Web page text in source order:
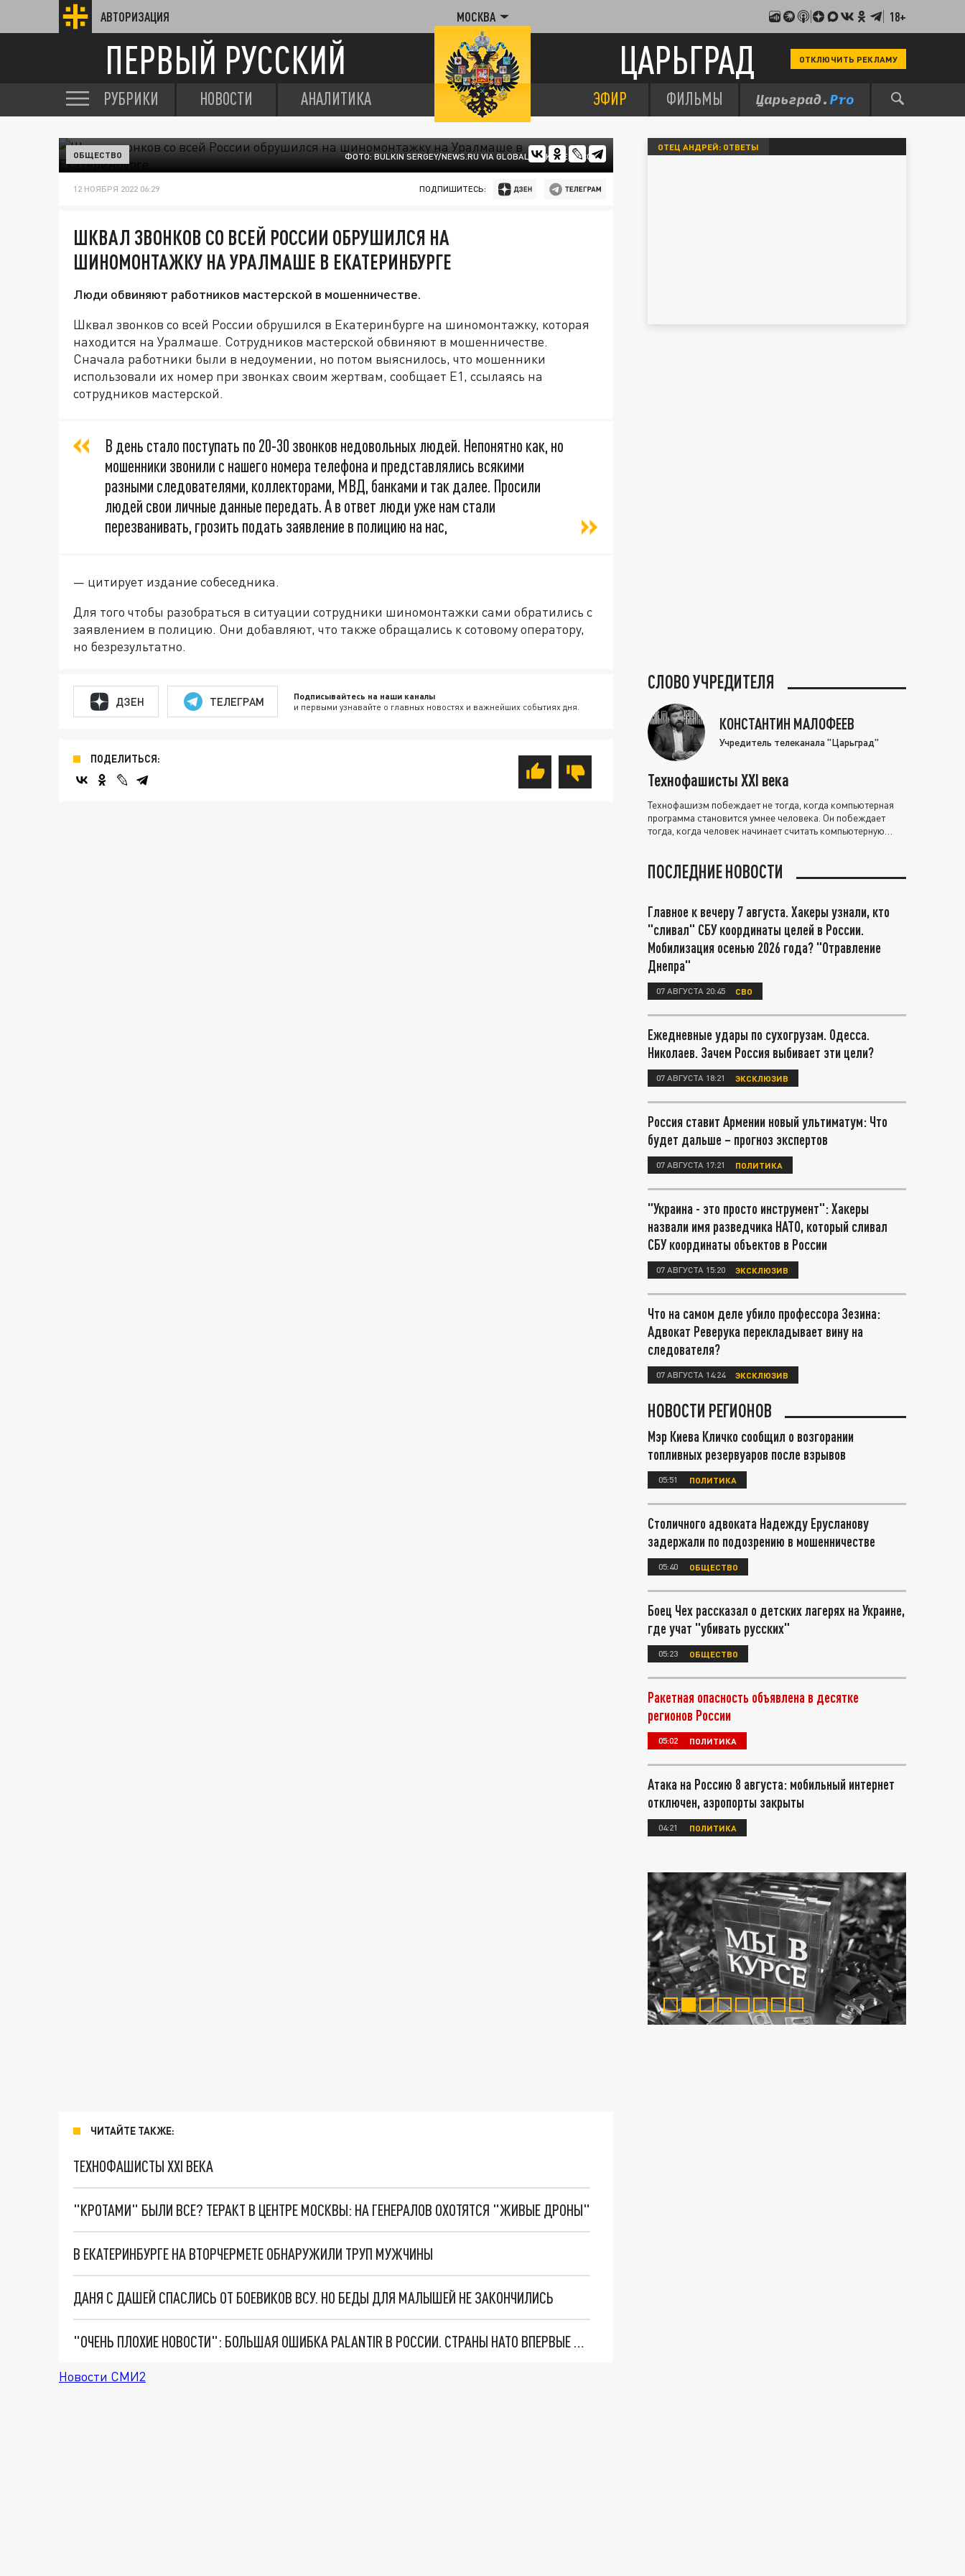
АВТОРИЗАЦИЯ МОСКВА 18+
ПЕРВЫЙ РУССКИЙ ЦАРЬГРАД ОТКЛЮЧИТЬ РЕКЛАМУ
РУБРИКИ НОВОСТИ АНАЛИТИКА ЭФИР ФИЛЬМЫ
ФОТО: BULKIN SERGEY/NEWS.RU VIA GLOBALLOOKPRESS.COM
ОБЩЕСТВО
12 НОЯБРЯ 2022 06:29 ПОДПИШИТЕСЬ:
ШКВАЛ ЗВОНКОВ СО ВСЕЙ РОССИИ ОБРУШИЛСЯ НА
ШИНОМОНТАЖКУ НА УРАЛМАШЕ В ЕКАТЕРИНБУРГЕ
Люди обвиняют работников мастерской в мошенничестве.
Шквал звонков со всей России обрушился в Екатеринбурге на шиномонтажку, которая
находится на Уралмаше. Сотрудников мастерской обвиняют в мошенничестве.
Сначала работники были в недоумении, но потом выяснилось, что мошенники
использовали их номер при звонках своим жертвам, сообщает Е1, ссылаясь на
сотрудников мастерской.
В день стало поступать по 20-30 звонков недовольных людей. Непонятно как, но
мошенники звонили с нашего номера телефона и представлялись всякими
разными следователями, коллекторами, МВД, банками и так далее. Просили
людей свои личные данные передать. А в ответ люди уже нам стали
перезванивать, грозить подать заявление в полицию на нас,
— цитирует издание собеседника.
Для того чтобы разобраться в ситуации сотрудники шиномонтажки сами обратились с
заявлением в полицию. Они добавляют, что также обращались к сотовому оператору,
но безрезультатно.
ДЗЕН ТЕЛЕГРАМ Подписывайтесь на наши каналы
и первыми узнавайте о главных новостях и важнейших событиях дня.
ПОДЕЛИТЬСЯ:
ЧИТАЙТЕ ТАКЖЕ:
ТЕХНОФАШИСТЫ XXI ВЕКА
"КРОТАМИ" БЫЛИ ВСЕ? ТЕРАКТ В ЦЕНТРЕ МОСКВЫ: НА ГЕНЕРАЛОВ ОХОТЯТСЯ "ЖИВЫЕ ДРОНЫ"
В ЕКАТЕРИНБУРГЕ НА ВТОРЧЕРМЕТЕ ОБНАРУЖИЛИ ТРУП МУЖЧИНЫ
ДАНЯ С ДАШЕЙ СПАСЛИСЬ ОТ БОЕВИКОВ ВСУ. НО БЕДЫ ДЛЯ МАЛЫШЕЙ НЕ ЗАКОНЧИЛИСЬ
"ОЧЕНЬ ПЛОХИЕ НОВОСТИ": БОЛЬШАЯ ОШИБКА PALANTIR В РОССИИ. СТРАНЫ НАТО ВПЕРВЫЕ ЗА СВО ОСТАНОВИЛИ ПОСТАВКИ ОРУЖИЯ. ВСУ ТЕРЯЮТ ПРИГРАНИЧЬЕ?
Новости СМИ2
ОТЕЦ АНДРЕЙ: ОТВЕТЫ
СЛОВО УЧРЕДИТЕЛЯ
КОНСТАНТИН МАЛОФЕЕВ
Учредитель телеканала "Царьград"
Технофашисты XXI века
Технофашизм побеждает не тогда, когда компьютерная
программа становится умнее человека. Он побеждает
тогда, когда человек начинает считать компьютерную
ПОСЛЕДНИЕ НОВОСТИ
Главное к вечеру 7 августа. Хакеры узнали, кто
"сливал" СБУ координаты целей в России.
Мобилизация осенью 2026 года? "Отравление
Днепра"
07 АВГУСТА 20:45 СВО
Ежедневные удары по сухогрузам. Одесса.
Николаев. Зачем Россия выбивает эти цели?
07 АВГУСТА 18:21 ЭКСКЛЮЗИВ
Россия ставит Армении новый ультиматум: Что
будет дальше – прогноз экспертов
07 АВГУСТА 17:21 ПОЛИТИКА
"Украина - это просто инструмент": Хакеры
назвали имя разведчика НАТО, который сливал
СБУ координаты объектов в России
07 АВГУСТА 15:20 ЭКСКЛЮЗИВ
Что на самом деле убило профессора Зезина:
Адвокат Реверука перекладывает вину на
следователя?
07 АВГУСТА 14:24 ЭКСКЛЮЗИВ
НОВОСТИ РЕГИОНОВ
Мэр Киева Кличко сообщил о возгорании
топливных резервуаров после взрывов
05:51 ПОЛИТИКА
Столичного адвоката Надежду Ерусланову
задержали по подозрению в мошенничестве
05:40 ОБЩЕСТВО
Боец Чех рассказал о детских лагерях на Украине,
где учат "убивать русских"
05:23 ОБЩЕСТВО
Ракетная опасность объявлена в десятке
регионов России
05:02 ПОЛИТИКА
Атака на Россию 8 августа: мобильный интернет
отключен, аэропорты закрыты
04:21 ПОЛИТИКА